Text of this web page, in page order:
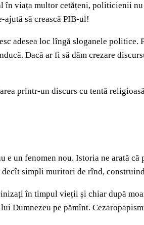
în viața multor cetățeni, politicienii
să crească PIB-ul!
adesea loc lîngă sloganele
Dacă ar fi să dăm crezare
printr-un discurs cu tentă
un fenomen nou. Istoria ne arată
simpli muritori de rînd,
în timpul vieții și chiar după
Dumnezeu pe pămînt.